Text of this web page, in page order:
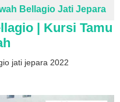
Bellagio Jati Jepara
| Kursi Tamu
jati jepara 2022